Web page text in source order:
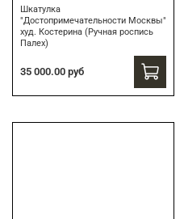
Шкатулка
"Достопримечательности Москвы"
худ. Костерина (Ручная роспись
Палех)
35 000.00 руб